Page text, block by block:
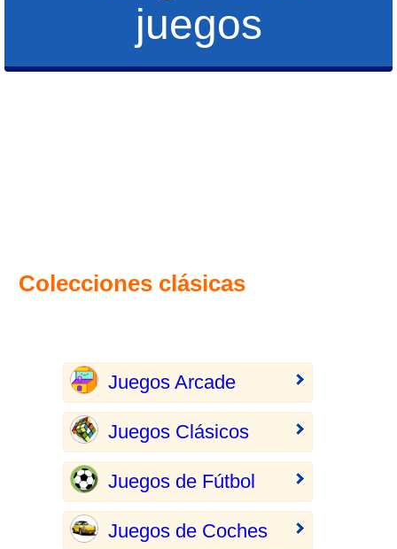
juegos
Colecciones clásicas
Juegos Arcade
Juegos Clásicos
Juegos de Fútbol
Juegos de Coches